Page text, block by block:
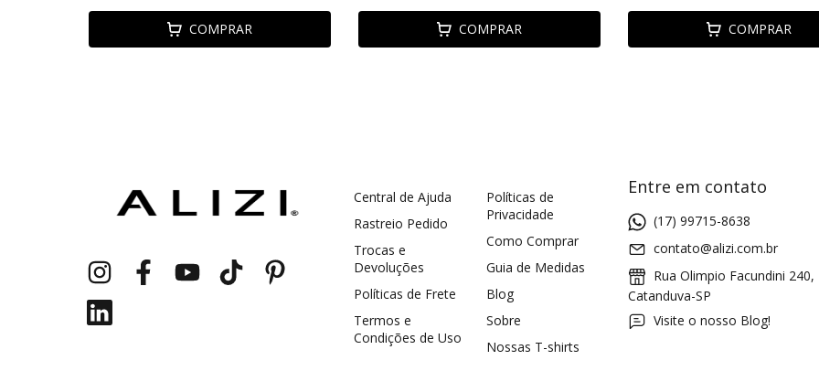
COMPRAR COMPRAR COMPRAR
Central de Ajuda
Rastreio Pedido
Trocas e
Devoluções
Políticas de Frete
Termos e
Condições de Uso
Políticas de
Privacidade
Como Comprar
Guia de Medidas
Blog
Sobre
Nossas T-shirts
Entre em contato
(17) 99715-8638
contato@alizi.com.br
Rua Olimpio Facundini 240,
Catanduva-SP
Visite o nosso Blog!
Cupom 1a compra: GANHE5